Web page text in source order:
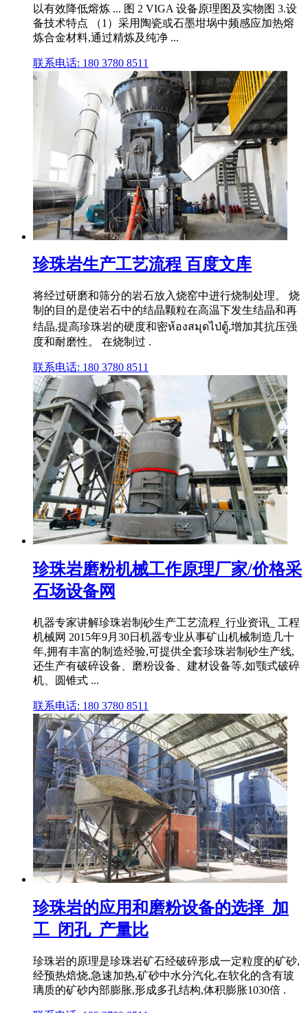
以有效降低熔炼 ... 图 2 VIGA 设备原理图及实物图 3.设
备技术特点 （1）采用陶瓷或石墨坩埚中频感应加热熔
炼合金材料,通过精炼及纯净 ...
联系电话: 180 3780 8511
珍珠岩生产工艺流程 百度文库
将经过研磨和筛分的岩石放入烧窑中进行烧制处理。 烧
制的目的是使岩石中的结晶颗粒在高温下发生结晶和再
结晶,提高珍珠岩的硬度和密ห้องสมุดไป่ตู้,增加其抗压强
度和耐磨性。 在烧制过 .
联系电话: 180 3780 8511
珍珠岩磨粉机械工作原理厂家/价格采
石场设备网
机器专家讲解珍珠岩制砂生产工艺流程_行业资讯_ 工程
机械网 2015年9月30日机器专业从事矿山机械制造几十
年,拥有丰富的制造经验,可提供全套珍珠岩制砂生产线,
还生产有破碎设备、磨粉设备、建材设备等,如颚式破碎
机、圆锥式 ...
联系电话: 180 3780 8511
珍珠岩的应用和磨粉设备的选择_加
工_闭孔_产量比
珍珠岩的原理是珍珠岩矿石经破碎形成一定粒度的矿砂,
经预热焙烧,急速加热,矿砂中水分汽化,在软化的含有玻
璃质的矿砂内部膨胀,形成多孔结构,体积膨胀1030倍 .